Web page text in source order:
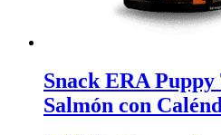
Snack ERA
Salmón con